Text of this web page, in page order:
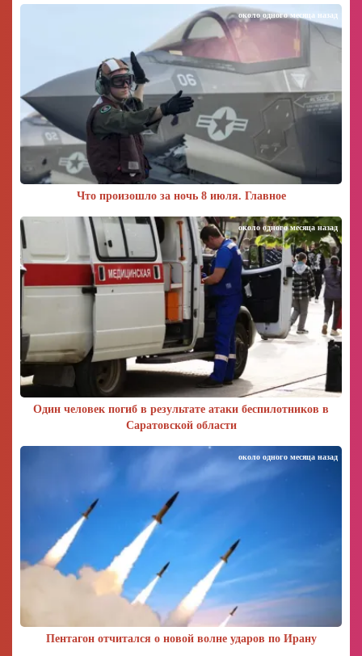
Что произошло за ночь 8 июля. Главное
около одного месяца назад
Один человек погиб в результате атаки беспилотников в
Саратовской области
около одного месяца назад
Пентагон отчитался о новой волне ударов по Ирану
около одного месяца назад